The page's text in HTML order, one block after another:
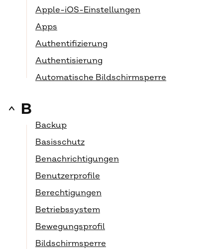
Apple-iOS-Einstellungen
Apps
Authentifizierung
Authentisierung
Automatische Bildschirmsperre
B
Backup
Basisschutz
Benachrichtigungen
Benutzerprofile
Berechtigungen
Betriebssystem
Bewegungsprofil
Bildschirmsperre